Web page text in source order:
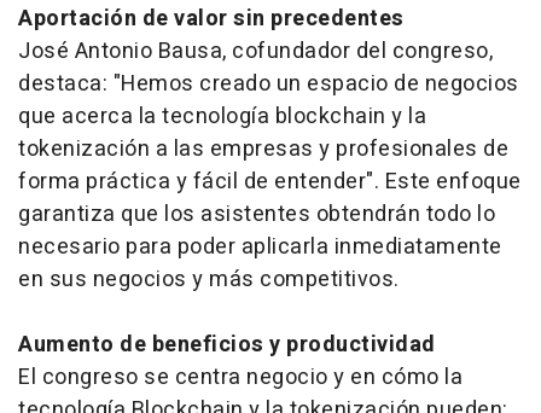
Aportación de valor sin precedentes
José Antonio Bausa, cofundador del congreso,
destaca: "Hemos creado un espacio de negocios
que acerca la tecnología blockchain y la
tokenización a las empresas y profesionales de
forma práctica y fácil de entender". Este enfoque
garantiza que los asistentes obtendrán todo lo
necesario para poder aplicarla inmediatamente
en sus negocios y más competitivos.
Aumento de beneficios y productividad
El congreso se centra negocio y en cómo la